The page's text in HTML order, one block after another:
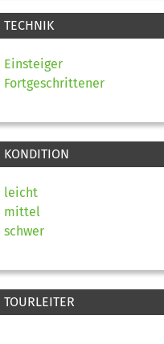
TECHNIK
Einsteiger
Fortgeschrittener
KONDITION
leicht
mittel
schwer
TOURLEITER